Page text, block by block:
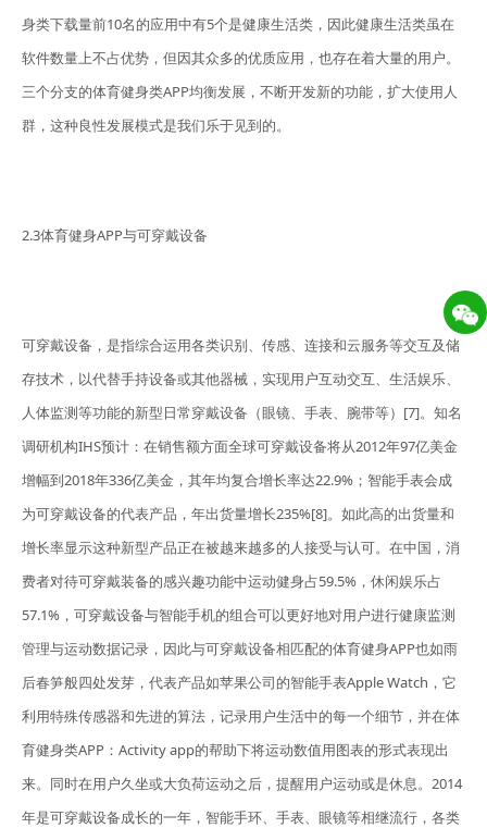
身类下载量前10名的应用中有5个是健康生活类，因此健康生活类虽在
软件数量上不占优势，但因其众多的优质应用，也存在着大量的用户。
三个分支的体育健身类APP均衡发展，不断开发新的功能，扩大使用人
群，这种良性发展模式是我们乐于见到的。
2.3体育健身APP与可穿戴设备
可穿戴设备，是指综合运用各类识别、传感、连接和云服务等交互及储
存技术，以代替手持设备或其他器械，实现用户互动交互、生活娱乐、
人体监测等功能的新型日常穿戴设备（眼镜、手表、腕带等）[7]。知名
调研机构IHS预计：在销售额方面全球可穿戴设备将从2012年97亿美金
增幅到2018年336亿美金，其年均复合增长率达22.9%；智能手表会成
为可穿戴设备的代表产品，年出货量增长235%[8]。如此高的出货量和
增长率显示这种新型产品正在被越来越多的人接受与认可。在中国，消
费者对待可穿戴装备的感兴趣功能中运动健身占59.5%，休闲娱乐占
57.1%，可穿戴设备与智能手机的组合可以更好地对用户进行健康监测
管理与运动数据记录，因此与可穿戴设备相匹配的体育健身APP也如雨
后春笋般四处发芽，代表产品如苹果公司的智能手表Apple Watch，它
利用特殊传感器和先进的算法，记录用户生活中的每一个细节，并在体
育健身类APP：Activity app的帮助下将运动数值用图表的形式表现出
来。同时在用户久坐或大负荷运动之后，提醒用户运动或是休息。2014
年是可穿戴设备成长的一年，智能手环、手表、眼镜等相继流行，各类